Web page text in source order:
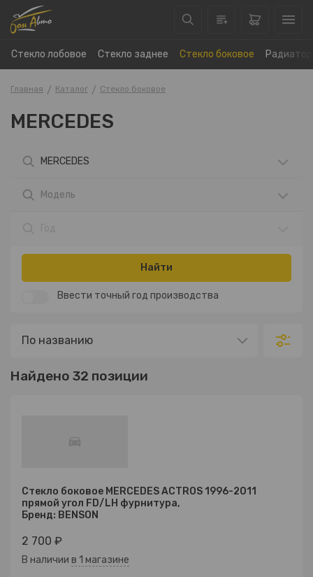
Стекло лобовое Стекло заднее Стекло боковое
Главная Каталог Стекло боковое
MERCEDES
MERCEDES
Модель
Найти
Ввести точный год производства
Найдено 32 позиции
Стекло боковое MERCEDES ACTROS 1996-2011
прямой угол FD/LH фурнитура,
Бренд: BENSON
2 700 ₽
В наличии в 1 магазине